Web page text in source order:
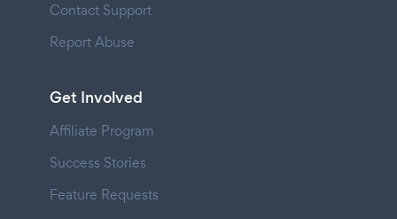
Contact Support
Report Abuse
Get Involved
Affiliate Program
Success Stories
Feature Requests